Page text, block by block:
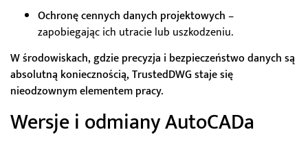
Ochronę cennych danych projektowych–
zapobiegając ich utracie lub uszkodzeniu.
W środowiskach, gdzie precyzja i bezpieczeństwo danych są
absolutną koniecznością, TrustedDWG staje się
nieodzownym elementem pracy.
Wersje i odmiany AutoCADa